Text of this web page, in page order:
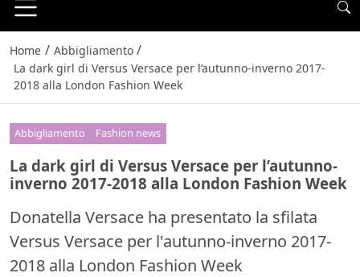
Home / Abbigliamento /
La dark girl di Versus Versace per l’autunno-inverno 2017-
2018 alla London Fashion Week
Abbigliamento Fashion news
La dark girl di Versus Versace per l’autunno-
inverno 2017-2018 alla London Fashion Week
Donatella Versace ha presentato la sfilata
Versus Versace per l'autunno-inverno 2017-
2018 alla London Fashion Week